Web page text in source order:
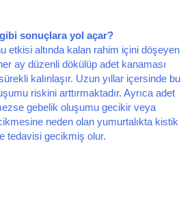
sonuçlara yol açar?
etkisi altında kalan rahim içini döşeyen
ay düzenli dökülüp adet kanaması
kalınlaşır. Uzun yıllar içersinde bu
riskini arttırmaktadır. Ayrıca adet
gebelik oluşumu gecikir veya
neden olan yumurtalıkta kistik
tedavisi gecikmiş olur.